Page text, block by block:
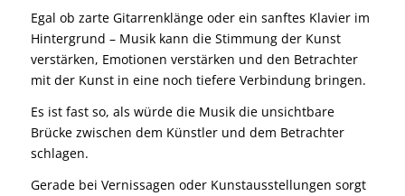
Egal ob zarte Gitarrenklänge oder ein sanftes Klavier im
Hintergrund – Musik kann die Stimmung der Kunst
verstärken, Emotionen verstärken und den Betrachter
mit der Kunst in eine noch tiefere Verbindung bringen.
Es ist fast so, als würde die Musik die unsichtbare
Brücke zwischen dem Künstler und dem Betrachter
schlagen.
Gerade bei Vernissagen oder Kunstausstellungen sorgt